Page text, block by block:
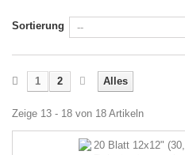
Sortierung
Alles
1 2
Zeige 13 - 18 von 18 Artikeln